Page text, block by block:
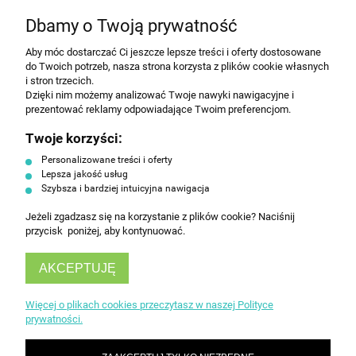
Wyrażam zgodę na przesyłanie informacji
handlowej na poniższy adres email. Więcej w
ZAPISZ SIĘ
Dbamy o Twoją prywatność
Aby móc dostarczać Ci jeszcze lepsze treści i oferty dostosowane
do Twoich potrzeb, nasza strona korzysta z plików cookie własnych
i stron trzecich.
Dzięki nim możemy analizować Twoje nawyki nawigacyjne i
prezentować reklamy odpowiadające Twoim preferencjom.
Twoje korzyści:
Personalizowane treści i oferty
Lepsza jakość usług
Szybsza i bardziej intuicyjna nawigacja
Jeżeli zgadzasz się na korzystanie z plików cookie? Naciśnij
przycisk poniżej, aby kontynuować.
AKCEPTUJĘ
Więcej o plikach cookies przeczytasz w naszej Polityce
prywatności.